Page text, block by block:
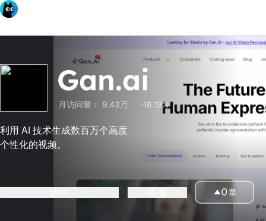
Gan.ai
月访问量： 9.43万 -16.19%
利用 AI 技术生成数百万个高度
个性化的视频。
0 票